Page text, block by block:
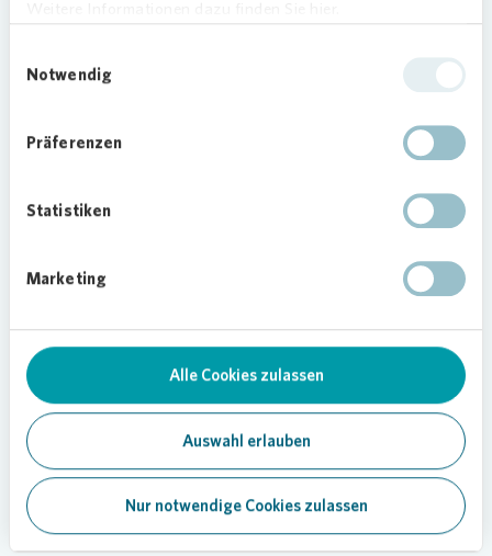
Notwendig
Präferenzen
Statistiken
Marketing
Alle Cookies zulassen
Auswahl erlauben
Nur notwendige Cookies zulassen
hat ihren eigenen Charme. Alle sind sehr nett und
Vermietung und Katja Fischer, Bewirtschafterin in
Wie wirst Du Weihnachten
„Bei meiner Familie. Wir gehen Heiligabend in die
Kirche und danach gibt es bei uns traditionell
Fondue. Eine schöne Zeit, denn die ganze Familie
ist an den Feiertagen endlich mal wieder
zusammen.“
Die Fragen stellte Angela von der Waydbrink.
Ausbildungsstätte mit Zukunft
Vonoviabetreibt eine eigene Akademie mit